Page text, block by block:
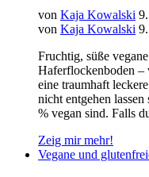
von Kaja Kowalski
von Kaja Kowalski
Fruchtig, süße
Haferflockenboden –
eine traumhaft
nicht entgehen
% vegan sind. Falls
Zeig mir mehr!
Vegane und